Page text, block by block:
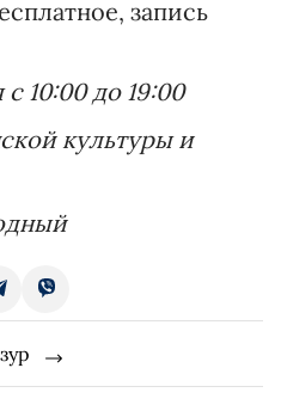
запись
с 10:00 до 19:00
культуры и